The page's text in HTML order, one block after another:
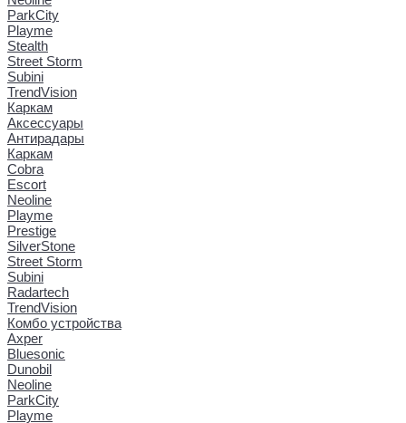
ParkCity
Playme
Stealth
Street Storm
Subini
TrendVision
Каркам
Аксессуары
Антирадары
Каркам
Cobra
Escort
Neoline
Playme
Prestige
SilverStone
Street Storm
Subini
Radartech
TrendVision
Комбо устройства
Axper
Bluesonic
Dunobil
Neoline
ParkCity
Playme